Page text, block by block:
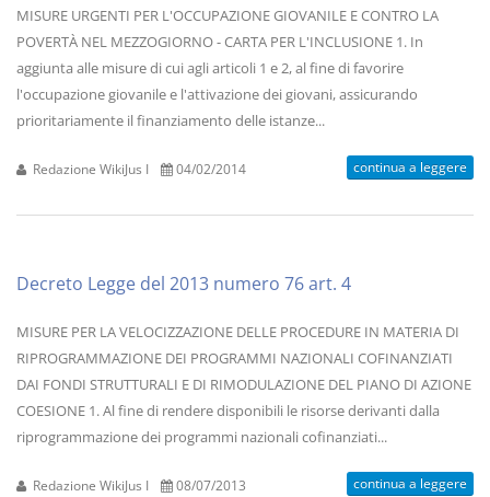
MISURE URGENTI PER L'OCCUPAZIONE GIOVANILE E CONTRO LA
POVERTÀ NEL MEZZOGIORNO - CARTA PER L'INCLUSIONE 1. In
aggiunta alle misure di cui agli articoli 1 e 2, al fine di favorire
l'occupazione giovanile e l'attivazione dei giovani, assicurando
prioritariamente il finanziamento delle istanze...
Redazione WikiJus I 04/02/2014 continua a leggere
Decreto Legge del 2013 numero 76 art. 4
MISURE PER LA VELOCIZZAZIONE DELLE PROCEDURE IN MATERIA DI
RIPROGRAMMAZIONE DEI PROGRAMMI NAZIONALI COFINANZIATI
DAI FONDI STRUTTURALI E DI RIMODULAZIONE DEL PIANO DI AZIONE
COESIONE 1. Al fine di rendere disponibili le risorse derivanti dalla
riprogrammazione dei programmi nazionali cofinanziati...
Redazione WikiJus I 08/07/2013 continua a leggere